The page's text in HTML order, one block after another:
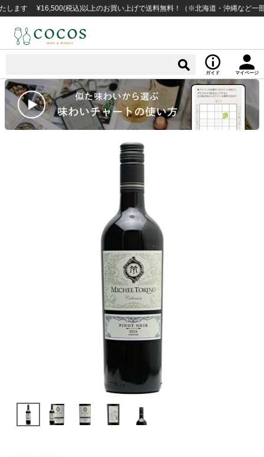
¥16,500(税込)以上のお買い上げで送料無料！（※北海道・沖縄など一部例外
ガイド マイページ